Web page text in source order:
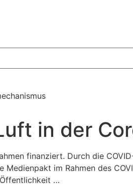
in der
finanziert. Durch die
im Rahmen des
…